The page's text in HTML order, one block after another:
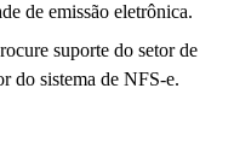
de emissão eletrônica.
suporte do setor de
do sistema de NFS-e.